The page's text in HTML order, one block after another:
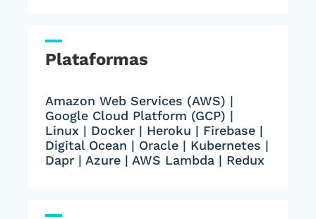
Plataformas
Amazon Web Services (AWS) |
Google Cloud Platform (GCP) |
Linux | Docker | Heroku | Firebase |
Digital Ocean | Oracle | Kubernetes |
Dapr | Azure | AWS Lambda | Redux